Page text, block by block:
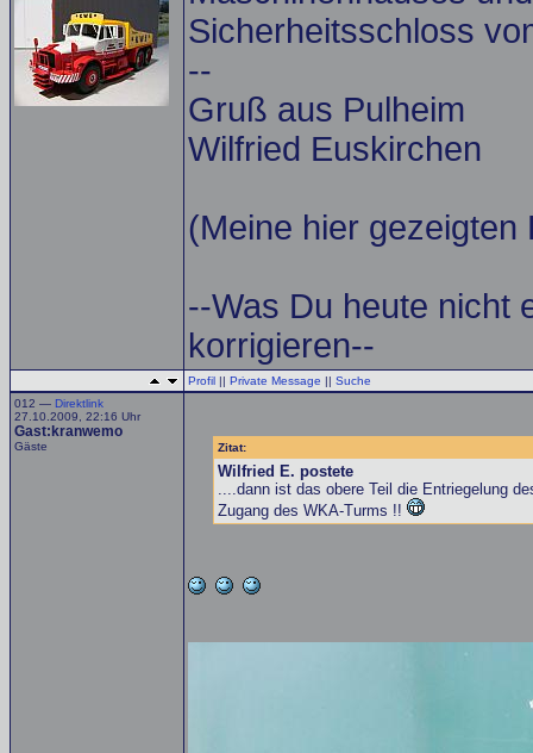
Sicherheitsschloss
--
Gruß aus Pulheim
Wilfried Euskirchen
(Meine hier
--Was Du heute nicht
korrigieren--
Profil || Private Message || Suche
012 — Direktlink
27.10.2009, 22:16 Uhr
Gast:kranwemo
Gäste Zitat:
Wilfried E. postete
....dann ist das obere Teil die Entriegelung
Zugang des WKA-Turms !!